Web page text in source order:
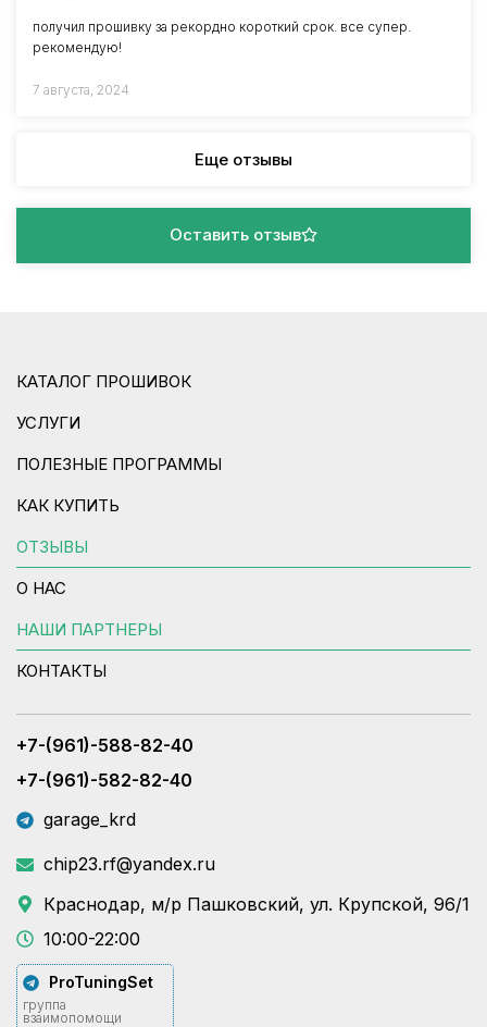
получил прошивку за рекордно короткий срок. все супер.
рекомендую!
7 августа, 2024
Еще отзывы
Оставить отзыв
КАТАЛОГ ПРОШИВОК
УСЛУГИ
ПОЛЕЗНЫЕ ПРОГРАММЫ
КАК КУПИТЬ
ОТЗЫВЫ
О НАС
НАШИ ПАРТНЕРЫ
КОНТАКТЫ
+7-(961)-588-82-40
+7-(961)-582-82-40
garage_krd
chip23.rf@yandex.ru
Краснодар, м/р Пашковский, ул. Крупской, 96/1
10:00-22:00
ProTuningSet
группа
взаимопомощи